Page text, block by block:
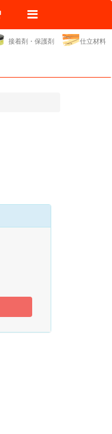
接着剤・保護剤 仕立材料